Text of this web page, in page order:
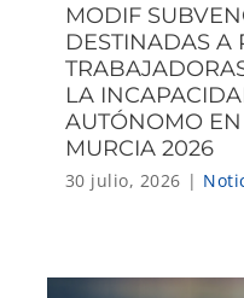
MODIF
DESTINADAS A
LA
AUTÓNOMO
MURCIA 2026
30 julio, 2026 |